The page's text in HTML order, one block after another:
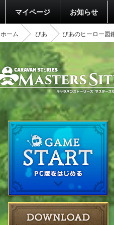
マイページ お知らせ
ホーム びあ びあのヒーロー図